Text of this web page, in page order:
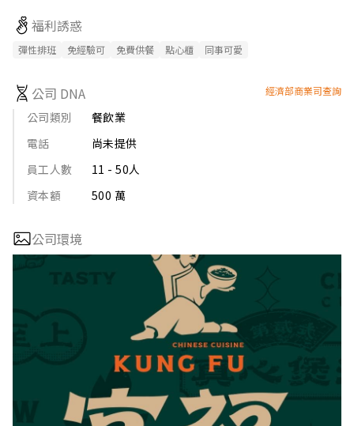
極高的聲譽和市場地位。
【產品服務】
1. 食品質量。 宮福中式功夫定食提供的食品都必須符合高品質標
核制度和食品安全控制程序，保證食品在整個運輸和加工過程中
沒有污染和損傷。
功夫定食能及時了解顧客的口味偏好以及市場需求。公司持續推
出新菜品和方案，以滿足顧客多樣化的需要和口味變化。
福利誘惑
彈性排班 免經驗可 免費供餐 點心櫃 同事可愛
公司 DNA 經濟部商業司查詢
公司類別
餐飲業
電話
尚未提供
員工人數
11 - 50人
資本額
500 萬
公司環境